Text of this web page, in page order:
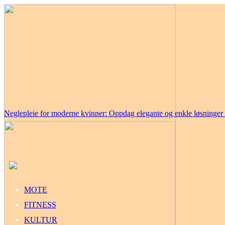
Neglepleie for moderne kvinner: Oppdag elegante og enkle løsninger
MOTE
FITNESS
KULTUR